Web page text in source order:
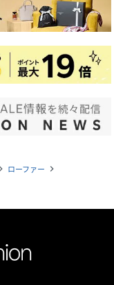
navigate_next ローファー navigate_next